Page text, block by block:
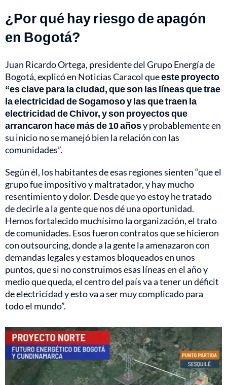
¿Por qué hay riesgo de apagón
en Bogotá?
Juan Ricardo Ortega, presidente del Grupo Energía de
Bogotá, explicó en Noticias Caracol queeste proyecto
“es clave para la ciudad, que son las líneas que trae
la electricidad de Sogamoso y las que traen la
electricidad de Chivor, y son proyectos que
arrancaron hace más de 10 añosy probablemente en
su inicio no se manejó bien la relación con las
comunidades”.
Según él, los habitantes de esas regiones sienten “que el
grupo fue impositivo y maltratador, y hay mucho
resentimiento y dolor. Desde que yo estoy he tratado
de decirle a la gente que nos dé una oportunidad.
Hemos fortalecido muchísimo la organización, el trato
de comunidades. Esos fueron contratos que se hicieron
con outsourcing, donde a la gente la amenazaron con
demandas legales y estamos bloqueados en unos
puntos, que si no construimos esas líneas en el año y
medio que queda, el centro del país va a tener un déficit
de electricidad y esto va a ser muy complicado para
todo el mundo”.